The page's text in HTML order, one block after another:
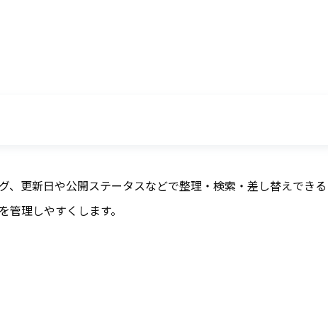
更新日や公開ステータスなどで整理・検索・差し替えでき
理しやすくします。